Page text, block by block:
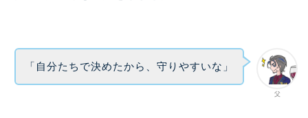
父
「自分たちで決めたから、守りやすいな」